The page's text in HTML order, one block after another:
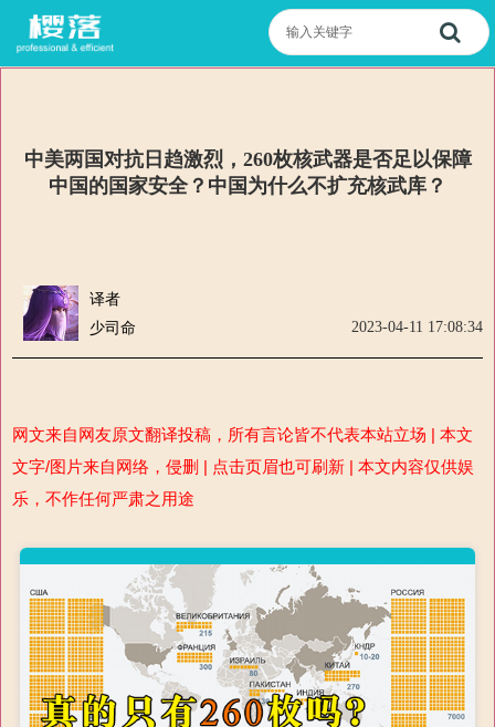
中美两国对抗日趋激烈，260枚核武器是否足以保障
中国的国家安全？中国为什么不扩充核武库？
译者
少司命
2023-04-11 17:08:34
网文来自网友原文翻译投稿，所有言论皆不代表本站立场 | 本文
文字/图片来自网络，侵删 | 点击页眉也可刷新 | 本文内容仅供娱
乐，不作任何严肃之用途